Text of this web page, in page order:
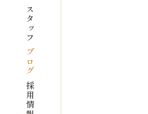
スタッフ
ブログ
採用情報